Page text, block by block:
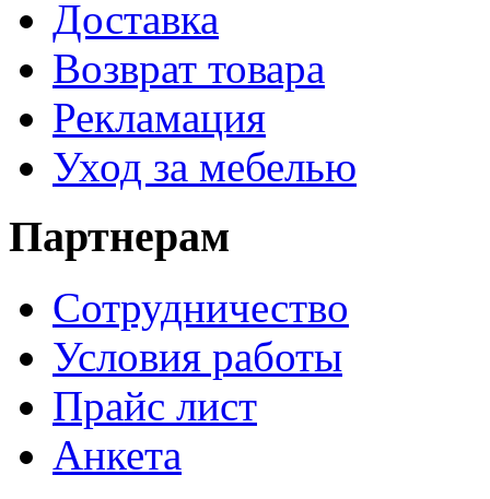
Доставка
Возврат товара
Рекламация
Уход за мебелью
Партнерам
Сотрудничество
Условия работы
Прайс лист
Анкета